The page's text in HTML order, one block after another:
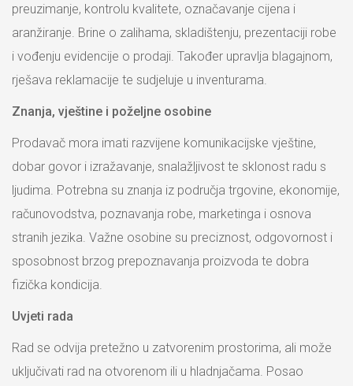
preuzimanje, kontrolu kvalitete, označavanje cijena i
aranžiranje. Brine o zalihama, skladištenju, prezentaciji robe
i vođenju evidencije o prodaji. Također upravlja blagajnom,
rješava reklamacije te sudjeluje u inventurama.
Znanja, vještine i poželjne osobine
Prodavač mora imati razvijene komunikacijske vještine,
dobar govor i izražavanje, snalažljivost te sklonost radu s
ljudima. Potrebna su znanja iz područja trgovine, ekonomije,
računovodstva, poznavanja robe, marketinga i osnova
stranih jezika. Važne osobine su preciznost, odgovornost i
sposobnost brzog prepoznavanja proizvoda te dobra
fizička kondicija.
Uvjeti rada
Rad se odvija pretežno u zatvorenim prostorima, ali može
uključivati rad na otvorenom ili u hladnjačama. Posao